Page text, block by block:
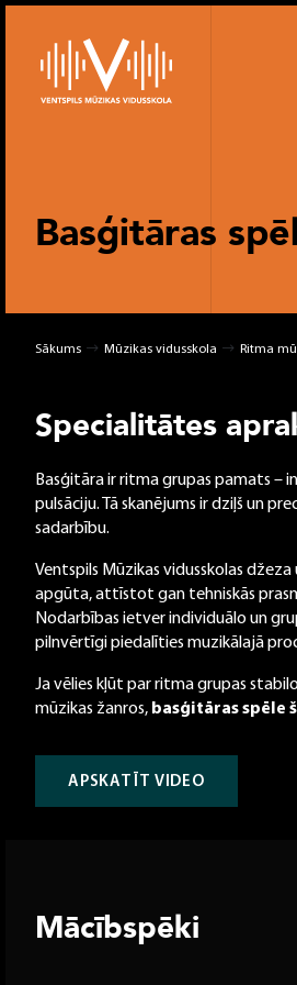
Basģitāras
Sākums Mūzikas vidusskola Ritma
Specialitātes
Basģitāra ir ritma grupas pamats –
pulsāciju. Tā skanējums ir dziļš un
sadarbību.
Ventspils Mūzikas vidusskolas
apgūta, attīstot gan tehniskās
Nodarbības ietver individuālo un
pilnvērtīgi piedalīties muzikālajā
Ja vēlies kļūt par ritma grupas
mūzikas žanros, basģitāras spēle
APSKATĪT VIDEO
Mācībspēki